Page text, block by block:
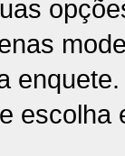
escolha